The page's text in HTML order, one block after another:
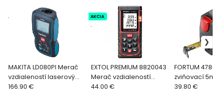
MAKITA LD080PI Merač
vzdialeností laserový
80m
.
166.90 €
EXTOL PREMIUM 8820043
Merač vzdialeností
laserový 80m
AKCIA
.
44.00 €
FORTUM
zviňovací 5m
laserovým
39.80 €